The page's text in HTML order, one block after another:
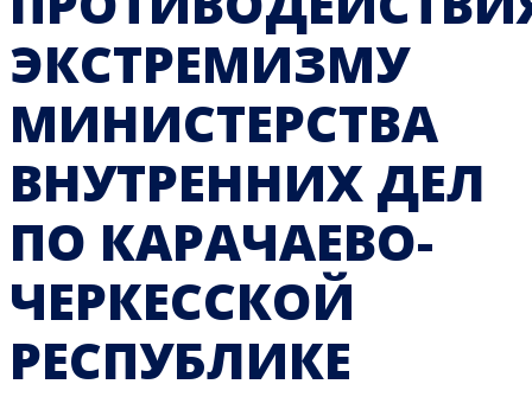
ЭКСТРЕМИЗМУ
МИНИСТЕРСТВА
ВНУТРЕННИХ ДЕЛ
ПО КАРАЧАЕВО-
ЧЕРКЕССКОЙ
РЕСПУБЛИКЕ